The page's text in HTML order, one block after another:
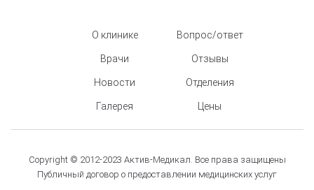
О клинике
Врачи
Новости
Галерея
Вопрос/ответ
Отзывы
Отделения
Цены
Copyright © 2012-2023 Актив-Медикал. Все права защищены
Публичный договор о предоставлении медицинских услуг